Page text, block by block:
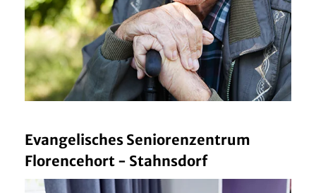
Evangelisches Seniorenzentrum
Florencehort - Stahnsdorf